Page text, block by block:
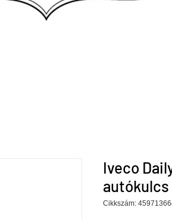
Iveco
autókulcs
Cikkszám: